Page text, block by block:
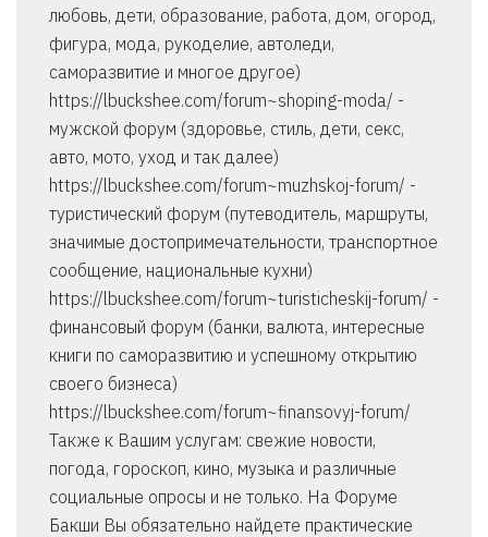
любовь, дети, образование, работа, дом, огород,
фигура, мода, рукоделие, автоледи,
саморазвитие и многое другое)
https://lbuckshee.com/forum~shoping-moda/ -
мужской форум (здоровье, стиль, дети, секс,
авто, мото, уход и так далее)
https://lbuckshee.com/forum~muzhskoj-forum/ -
туристический форум (путеводитель, маршруты,
значимые достопримечательности, транспортное
сообщение, национальные кухни)
https://lbuckshee.com/forum~turisticheskij-forum/ -
финансовый форум (банки, валюта, интересные
книги по саморазвитию и успешному открытию
своего бизнеса)
https://lbuckshee.com/forum~finansovyj-forum/
Также к Вашим услугам: свежие новости,
погода, гороскоп, кино, музыка и различные
социальные опросы и не только. На Форуме
Бакши Вы обязательно найдете практические